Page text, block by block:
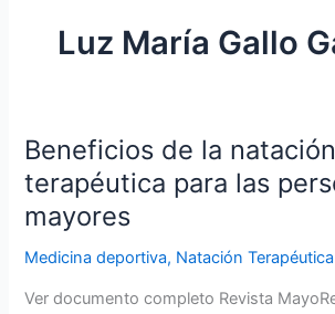
Luz María Gallo
Beneficios de la natación
terapéutica para las
mayores
Medicina deportiva, Natación Terapéutica
Ver documento completo Revista